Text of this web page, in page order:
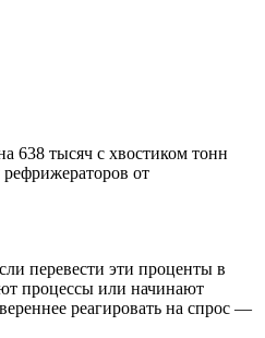
638 тысяч с хвостиком тонн
от
перевести эти проценты в
процессы или начинают
реагировать на спрос —